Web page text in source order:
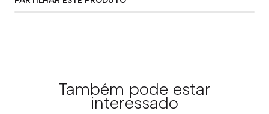
Também pode estar
interessado